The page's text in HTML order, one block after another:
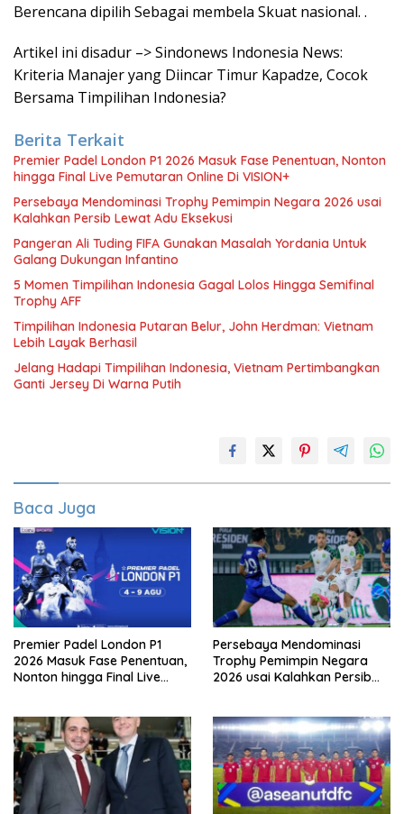
Berencana dipilih Sebagai membela Skuat nasional. .
Artikel ini disadur –> Sindonews Indonesia News:
Kriteria Manajer yang Diincar Timur Kapadze, Cocok
Bersama Timpilihan Indonesia?
Berita Terkait
Premier Padel London P1 2026 Masuk Fase Penentuan, Nonton
hingga Final Live Pemutaran Online Di VISION+
Persebaya Mendominasi Trophy Pemimpin Negara 2026 usai
Kalahkan Persib Lewat Adu Eksekusi
Pangeran Ali Tuding FIFA Gunakan Masalah Yordania Untuk
Galang Dukungan Infantino
5 Momen Timpilihan Indonesia Gagal Lolos Hingga Semifinal
Trophy AFF
Timpilihan Indonesia Putaran Belur, John Herdman: Vietnam
Lebih Layak Berhasil
Jelang Hadapi Timpilihan Indonesia, Vietnam Pertimbangkan
Ganti Jersey Di Warna Putih
Baca Juga
Premier Padel London P1
2026 Masuk Fase Penentuan,
Nonton hingga Final Live
Persebaya Mendominasi
Trophy Pemimpin Negara
2026 usai Kalahkan Persib